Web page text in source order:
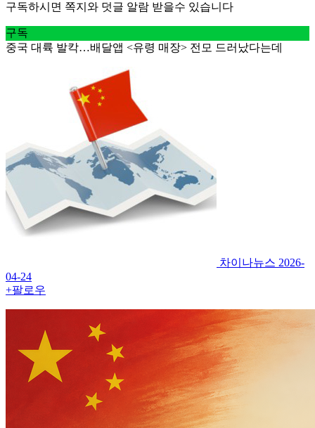
구독하시면 쪽지와 덧글 알람 받을수 있습니다
구독
중국 대륙 발칵…배달앱 <유령 매장> 전모 드러났다는데
차이나뉴스 2026-
04-24
+팔로우